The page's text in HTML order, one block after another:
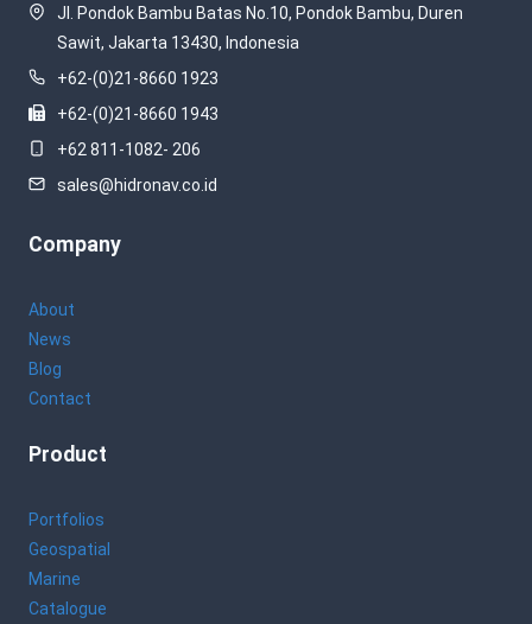
Jl. Pondok Bambu Batas No.10, Pondok Bambu, Duren
Sawit, Jakarta 13430, Indonesia
+62-(0)21-8660 1923
+62-(0)21-8660 1943
+62 811-1082- 206
sales@hidronav.co.id
Company
About
News
Blog
Contact
Product
Portfolios
Geospatial
Marine
Catalogue